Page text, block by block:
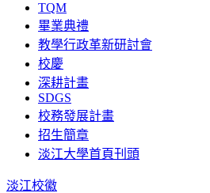
TQM
畢業典禮
教學行政革新研討會
校慶
深耕計畫
SDGS
校務發展計畫
招生簡章
淡江大學首頁刊頭
淡江校徽